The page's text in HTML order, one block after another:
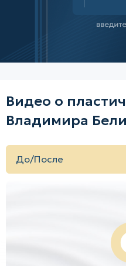
Видео о
Владимира
До/После